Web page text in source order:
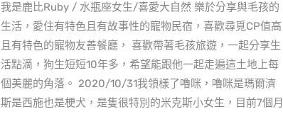
我是鹿比Ruby / 水瓶座女生/喜愛大自然 樂於分享與毛孩的
生活，愛住有特色且有故事性的寵物民宿，喜歡尋覓CP值高
且有特色的寵物友善餐廳， 喜歡帶著毛孩旅遊，一起分享生
活點滴，狗生短短10年多，希望能跟他一起走遍這土地上每
個美麗的角落。 2020/10/31我領樣了嚕咪，嚕咪是瑪爾濟
斯是西施也是梗犬，是隻很特別的米克斯小女生，目前7個月